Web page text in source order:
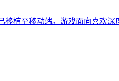
移植至移动端。游戏面向喜欢深